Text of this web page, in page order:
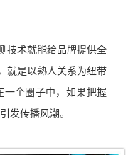
技术就能给品牌提供全
就是以熟人关系为纽带
个圈子中，如果把握
发传播风潮。